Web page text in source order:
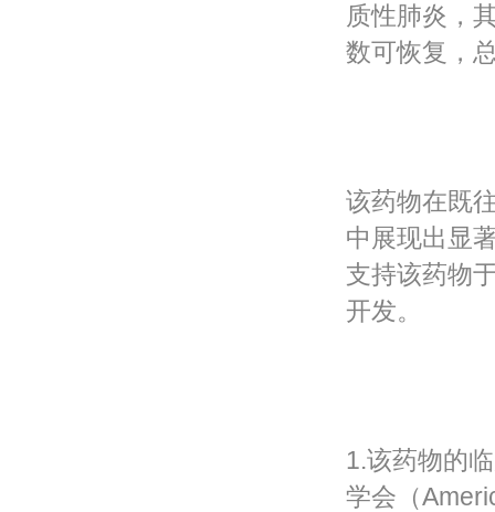
质性肺炎，
数可恢复，
该药物在既
中展现出显
支持该药物
开发。
1.该药物的
学会（